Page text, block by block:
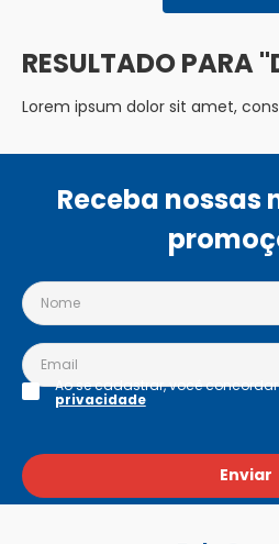
Lorem ipsum dolor sit amet,
Receba nossas
Enviar
Ao se cadastrar, você
privacidade